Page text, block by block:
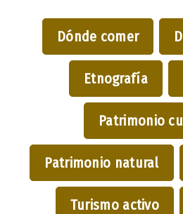
Dónde comer
Etnografía
Patrimonio
Patrimonio natural
Turismo activo